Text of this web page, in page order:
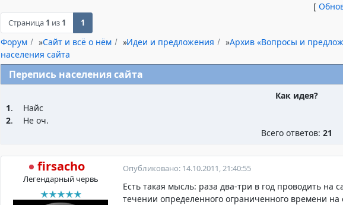
[
Страница 1 из 1 1
Форум »Сайт и всё о нём »Идеи и предложения »Архив «Вопросы и
населения сайта
Перепись населения сайта
Как идея?
1.
Найс
2.
Не оч.
Всего ответов: 21
firsacho
Легендарный червь
Опубликовано: 14.10.2011, 21:40:55
Есть такая мысль: раза два-три в год проводить на
течении определенного ограниченного времени